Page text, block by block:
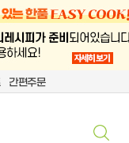
간편주문